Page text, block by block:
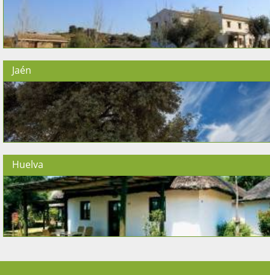
Jaén
Huelva